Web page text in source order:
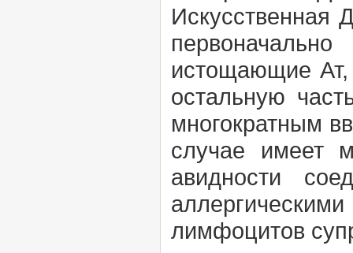
Искусственная
истощающие Ат,
остальную
многократным
случае имеет
авидности
лимфоцитов